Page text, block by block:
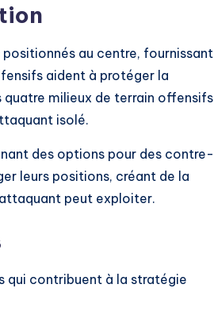
au centre, fournissant
aident à protéger la
milieux de terrain offensifs
isolé.
des options pour des contre-
leurs positions, créant de la
peut exploiter.
qui contribuent à la stratégie